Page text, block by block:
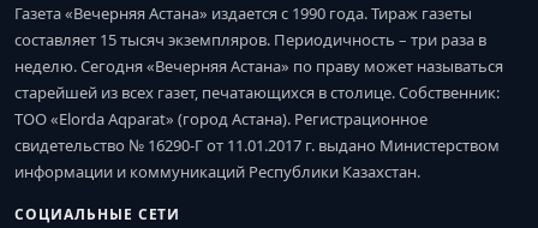
Газета «Вечерняя Астана» издается с 1990 года. Тираж газеты
составляет 15 тысяч экземпляров. Периодичность – три раза в
неделю. Сегодня «Вечерняя Астана» по праву может называться
старейшей из всех газет, печатающихся в столице. Собственник:
ТОО «Elorda Aqparat» (город Астана). Регистрационное
свидетельство № 16290-Г от 11.01.2017 г. выдано Министерством
информации и коммуникаций Республики Казахстан.
СОЦИАЛЬНЫЕ СЕТИ